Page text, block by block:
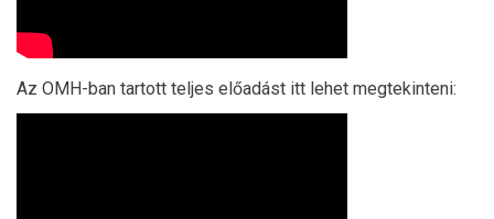
Az OMH-ban tartott teljes előadást itt lehet megtekinteni: